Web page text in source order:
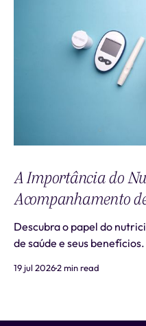
A Importância do
Acompanhamento
Descubra o papel do
de saúde e seus benefícios.
19 jul 20262 min read